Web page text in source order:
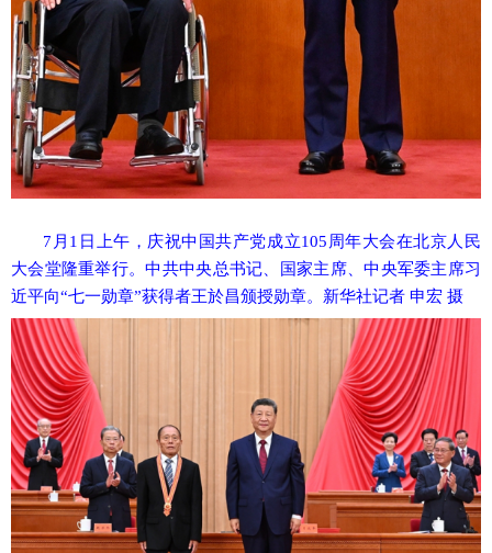
7月1日上午，庆祝中国共产党成立105周年大会在北京人民
大会堂隆重举行。中共中央总书记、国家主席、中央军委主席习
近平向“七一勋章”获得者王於昌颁授勋章。新华社记者 申宏 摄